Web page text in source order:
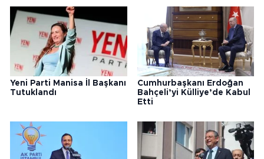
Yeni Parti Manisa İl Başkanı
Tutuklandı
Cumhurbaşkanı Erdoğan
Bahçeli’yi Külliye’de Kabul
Etti